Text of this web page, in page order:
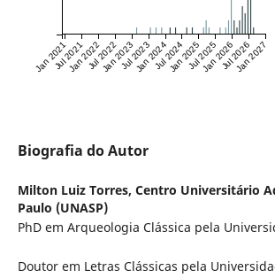
Jan 2021Jul 2021Jan 2022Jul 2022Jan 2023Jul 2023Jan 2024Jul 2024Jan 2025Jul 2025Jan 2026Jul 2026
Jan 2027
Biografia do Autor
Milton Luiz Torres, Centro Universitário
Paulo (UNASP)
PhD em Arqueologia Clássica pela
Doutor em Letras Clássicas pela